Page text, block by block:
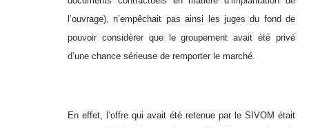
l’ouvrage), n’empêchait pas ainsi les juges du fond de
pouvoir considérer que le groupement avait été privé
d’une chance sérieuse de remporter le marché.
En effet, l’offre qui avait été retenue par le SIVOM était